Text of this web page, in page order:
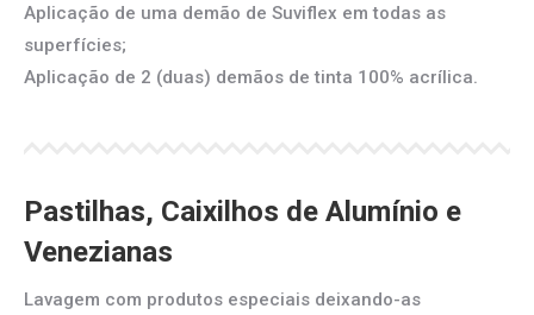
Aplicação de uma demão de Suviflex em todas as
superfícies;
Aplicação de 2 (duas) demãos de tinta 100% acrílica.
Pastilhas, Caixilhos de Alumínio e
Venezianas
Lavagem com produtos especiais deixando-as